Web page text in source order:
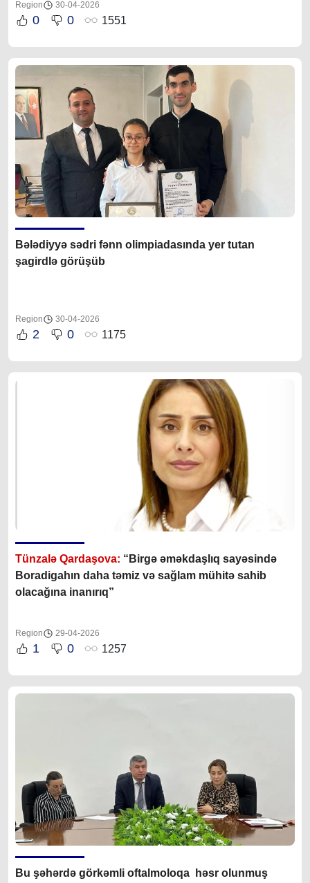
Region 30-04-2026
0 0 1551
Bələdiyyə sədri fənn olimpiadasında yer tutan
şagirdlə görüşüb
Region 30-04-2026
2 0 1175
Tünzalə Qardaşova: “ Birgə əməkdaşlıq sayəsində
Boradigahın daha təmiz və sağlam mühitə sahib
olacağına inanırıq”
Region 29-04-2026
1 0 1257
Bu şəhərdə görkəmli oftalmoloqa həsr olunmuş